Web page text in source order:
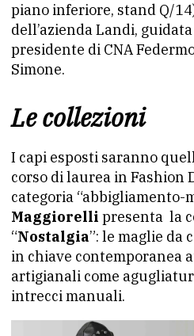
piano inferiore, stand Q/
dell’azienda Landi,
presidente di CNA
Simone.
Le collezioni
I capi esposti saranno
corso di laurea in Fashion
categoria “abbigliamento-
Maggiorelli presenta la
“Nostalgia”: le maglie da
in chiave contemporanea
artigianali come
intrecci manuali.